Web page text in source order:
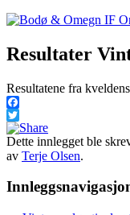
Resultater
Resultatene fra
Facebook
Twitter
Dette innlegget ble
av Terje Olsen.